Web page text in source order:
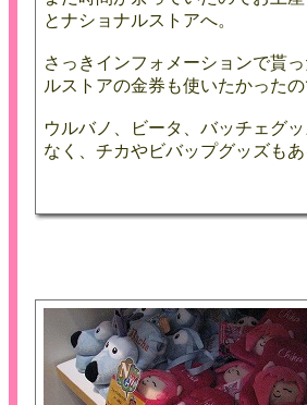
とナショナルストアへ。
さっきインフォメーションで貰
ルストアの金券も使いたかったの
ウルバノ、ビータ、バッチェグ
なく、チカやビバップグッズもあ